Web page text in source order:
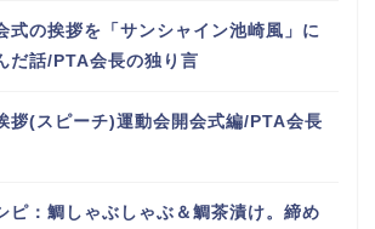
式の挨拶を「サンシャイン池崎風」に
だ話/PTA会長の独り言
拶(スピーチ)運動会開会式編/PTA会長
ピ：鯛しゃぶしゃぶ＆鯛茶漬け。締め